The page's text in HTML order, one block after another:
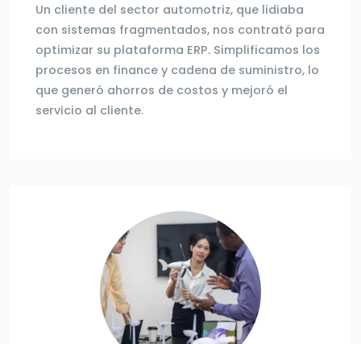
Un cliente del sector automotriz, que lidiaba
con sistemas fragmentados, nos contrató para
optimizar su plataforma ERP. Simplificamos los
procesos en finance y cadena de suministro, lo
que generó ahorros de costos y mejoró el
servicio al cliente.